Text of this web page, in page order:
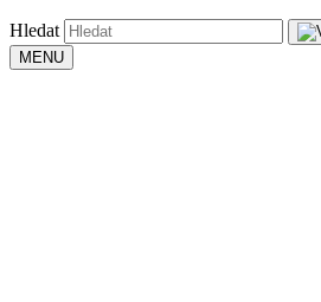
Hledat
MENU